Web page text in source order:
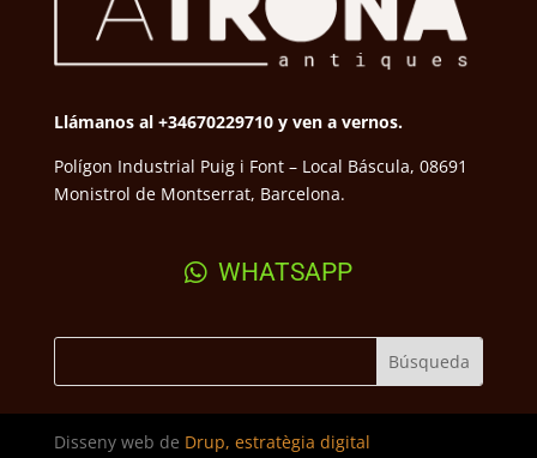
Llámanos al +34670229710 y ven a vernos.
Polígon Industrial Puig i Font – Local Báscula, 08691
Monistrol de Montserrat, Barcelona.
WHATSAPP
Disseny web de Drup, estratègia digital